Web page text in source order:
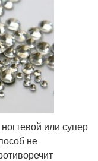
или супер
не